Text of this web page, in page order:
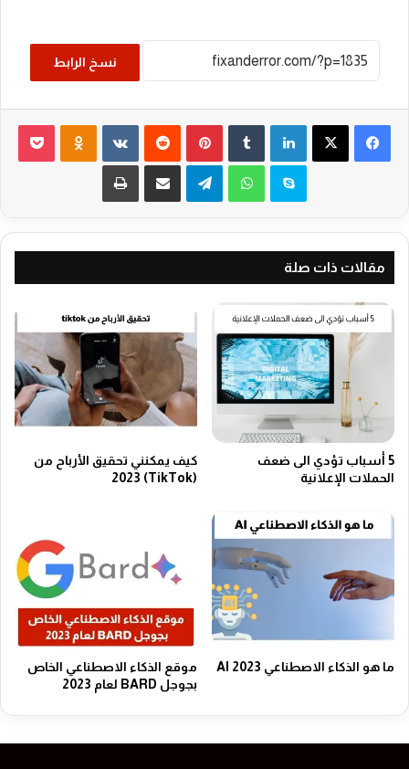
نسخ الرابط
فيسبوك‫X لينكدإن بينتيريست
سكايب واتسابتيلقرام مشاركة عبر البريد طباعة
مقالات ذات صلة
5 أسباب تؤدي الى ضعف
الحملات الإعلانية
كيف يمكنني تحقيق الأرباح من
(TikTok) 2023
ما هو الذكاء الاصطناعي AI 2023
موقع الذكاء الاصطناعي الخاص
بجوجل BARD لعام 2023